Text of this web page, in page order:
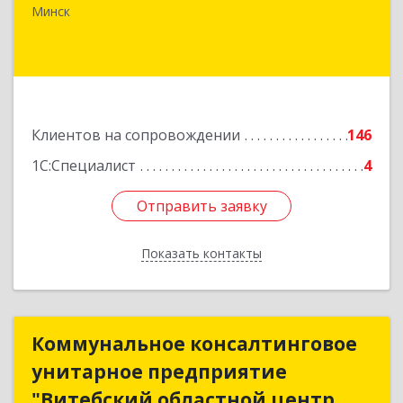
Минск
Клиентов на сопровождении
146
1С:Специалист
4
Отправить заявку
Показать контакты
Отправить заявку
Назад
Коммунальное консалтинговое
унитарное предприятие
Коммунальное консалтинговое
унитарное предприятие